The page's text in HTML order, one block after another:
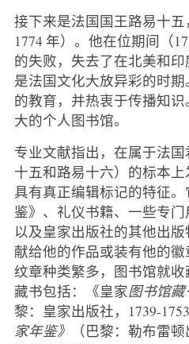
接下来是法国国王路易十五
1774 年）。他在位期间（
的失败，失去了在北美和
是法国文化大放异彩的时
的教育，并热衷于传播知
大的个人图书馆。
专业文献指出，在属于法
十五和路易十六）的标本上
具有真正编辑标记的特征
鉴》、礼仪书籍、一些专
以及皇家出版社的其他出
献给他的作品或装有他的徽
纹章种类繁多，图书馆就
藏书包括：《皇家图书馆藏
黎：皇家出版社，1739-
家年鉴》
（巴黎：勒布雷